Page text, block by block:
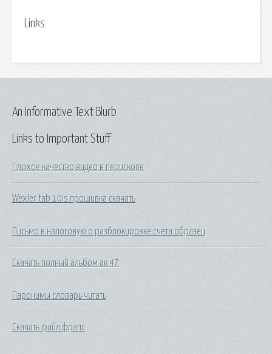
Links
Links to Important Stuff
Плохое качество видео в перископе
Wexler tab 10is прошивка скачать
Письмо в налоговую о разблокировке счета образец
Скачать полный альбом ак 47
Паронимы словарь читать
Скачать файл фрапс
An Informative Text Blurb